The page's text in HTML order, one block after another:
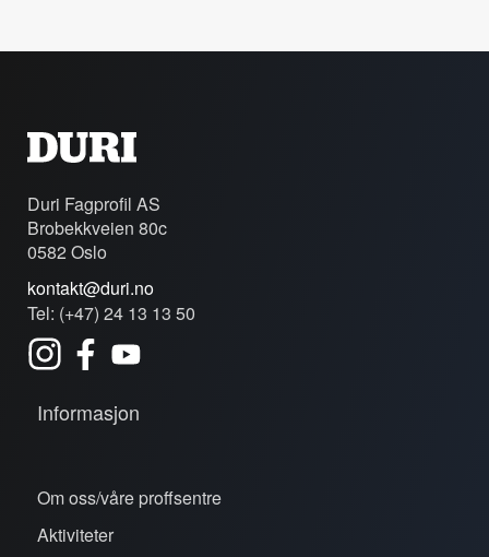
Duri Fagprofil AS
Brobekkveien 80c
0582 Oslo
kontakt@duri.no
Tel: (+47) 24 13 13 50
Informasjon
Om oss/våre proffsentre
Aktiviteter